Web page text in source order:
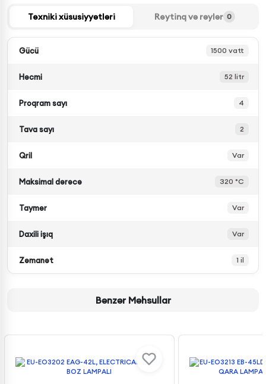
Texniki xüsusiyyətləri Reytinq və rəylər 0
Gücü 1500 vatt
Həcmi 52 litr
Proqram sayı 4
Tava sayı 2
Qril Var
Maksimal dərəcə 320 °C
Taymer Var
Daxili işıq Var
Zəmanət 1 il
Bənzər Məhsullar